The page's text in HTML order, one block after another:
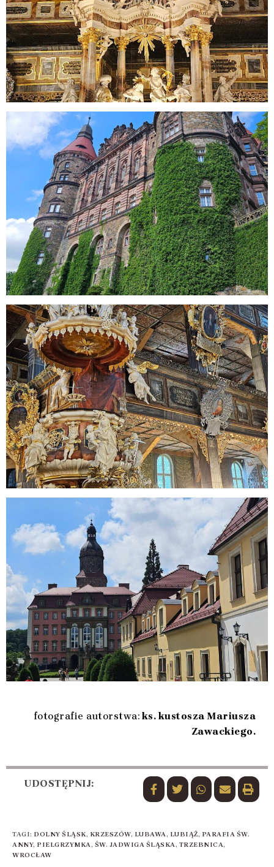
fotografie autorstwa: ks. kustosza Mariusza
Zawackiego.
UDOSTĘPNIJ:
TAGI: DOLNY ŚLĄSK, KRZESZÓW, LUBAWA, LUBIĄŻ, PARAFIA ŚW.
ANNY, PIELGRZYMKA, ŚW. JADWIGA ŚLĄSKA, TRZEBNICA,
WROCŁAW